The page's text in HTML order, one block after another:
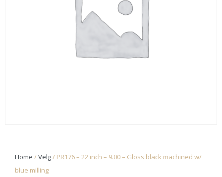
Home /Velg/ PR176 – 22 inch – 9.00 – Gloss black machined w/
blue milling